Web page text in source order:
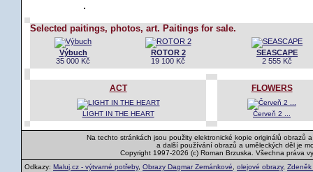
Selected paitings, photos, art. Paitings for sale.
Výbuch
35 000 Kč
ROTOR 2
19 100 Kč
SEASCAPE
2 555 Kč
ACT
LIGHT IN THE HEART
FLOWERS
Červeň 2 ...
Na techto stránkách jsou použity elektronické kopie originálů obrazů
a další používání obrazů a uměleckých děl je
Copyright 1997-2026 (c) Roman Brzuska. Všechna práva
Odkazy: Maluj.cz - výtvarné potřeby, Obrazy Dagmar Zemánkové olejové obrazy, Zdeněk